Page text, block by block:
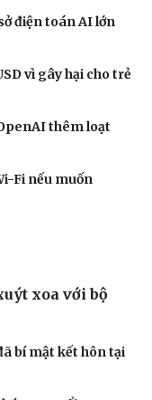
AI tại Ấn Độ
thêm loạt
Fi nếu muốn